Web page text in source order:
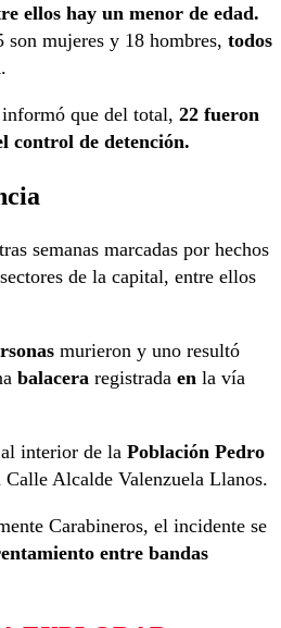
ellos hay un menor de edad.
son mujeres y 18 hombres, todos
.
que del total, 22 fueron
control de detención.
semanas marcadas por hechos
de la capital, entre ellos
murieron y uno resultó
balacera registrada en la vía
interior de la Población Pedro
Calle Alcalde Valenzuela Llanos.
Carabineros, el incidente se
entre bandas